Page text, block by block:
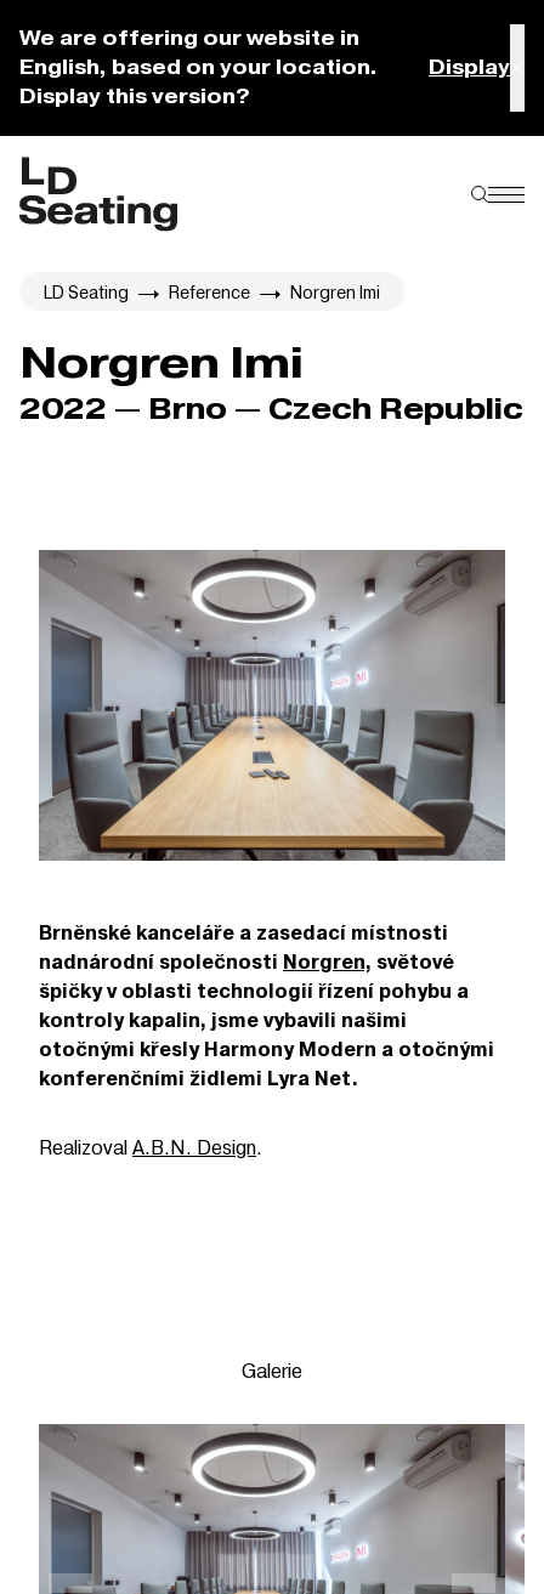
We are offering our website in
English, based on your location.
Display this version?
Display
LD Seating Reference Norgren Imi
Norgren Imi
2022 — Brno — Czech Republic
Brněnské kanceláře a zasedací místnosti
nadnárodní společnosti Norgren, světové
špičky v oblasti technologií řízení pohybu a
kontroly kapalin, jsme vybavili našimi
otočnými křesly Harmony Modern a otočnými
konferenčními židlemi Lyra Net.
RealizovalA.B.N. Design.
Galerie